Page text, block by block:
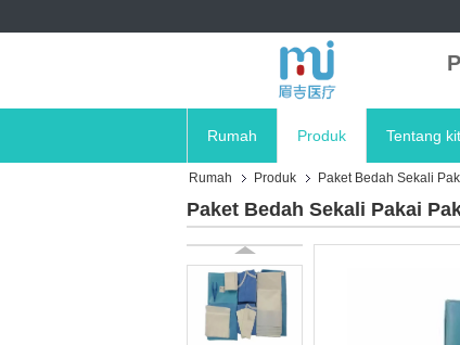
Rumah Produk Tentang
Rumah Produk Paket Bedah Sekali
Paket Bedah Sekali Pakai